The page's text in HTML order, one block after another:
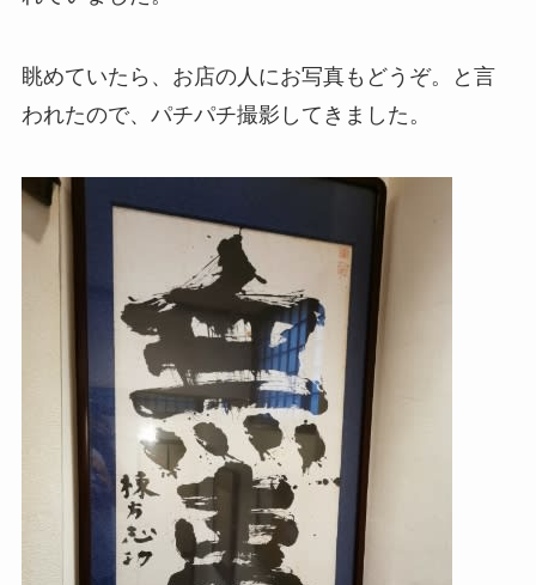
眺めていたら、お店の人にお写真もどうぞ。と言
われたので、パチパチ撮影してきました。